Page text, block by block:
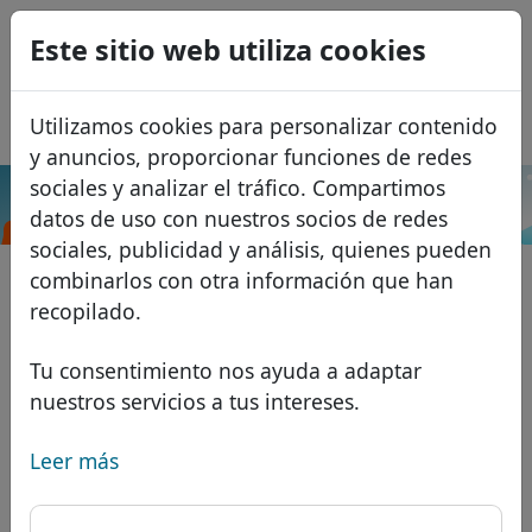
Este sitio web utiliza cookies
Utilizamos cookies para personalizar contenido
y anuncios, proporcionar funciones de redes
sociales y analizar el tráfico. Compartimos
datos de uso con nuestros socios de redes
sociales, publicidad y análisis, quienes pueden
combinarlos con otra información que han
recopilado.
Tu consentimiento nos ayuda a adaptar
nuestros servicios a tus intereses.
Leer más
Dominios
Base de datos de dominios
Dominios africanos
Dominios asiáticos
Dominios europeos
Dominios de Oriente Medio
Dominios norteamericanos
Lista de precios
Descuentos
Transferir
Buscar
Servicios
Protección de ID
Alojamiento DNS
WHOIS
USD
EUR
GBP
Français
Italiano
Português
Română
Eesti
.ly Buscar